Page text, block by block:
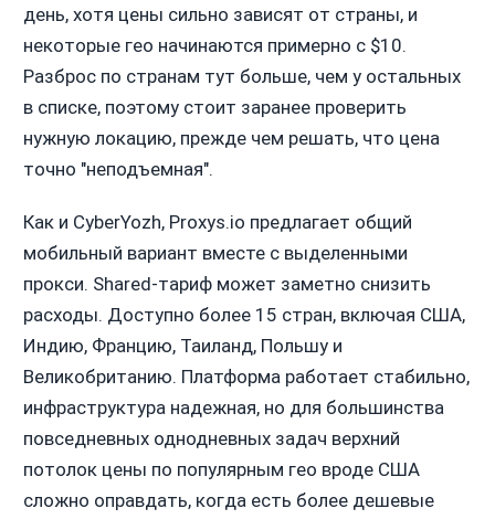
день, хотя цены сильно зависят от страны, и
некоторые гео начинаются примерно с $10.
Разброс по странам тут больше, чем у остальных
в списке, поэтому стоит заранее проверить
нужную локацию, прежде чем решать, что цена
точно "неподъемная".
Как и CyberYozh, Proxys.io предлагает общий
мобильный вариант вместе с выделенными
прокси. Shared-тариф может заметно снизить
расходы. Доступно более 15 стран, включая США,
Индию, Францию, Таиланд, Польшу и
Великобританию. Платформа работает стабильно,
инфраструктура надежная, но для большинства
повседневных однодневных задач верхний
потолок цены по популярным гео вроде США
сложно оправдать, когда есть более дешевые